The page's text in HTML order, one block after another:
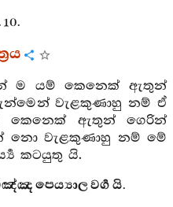
10.
ම යම් කෙනෙක් ඇතුන්
වැළකුණාහු නම් ඒ
කෙනෙක් ඇතුන් ගෙරින්
නො වැළකුණාහු නම් මේ
කටයුතු යි.
පෙය්‍යාල වර්‍ග යි.